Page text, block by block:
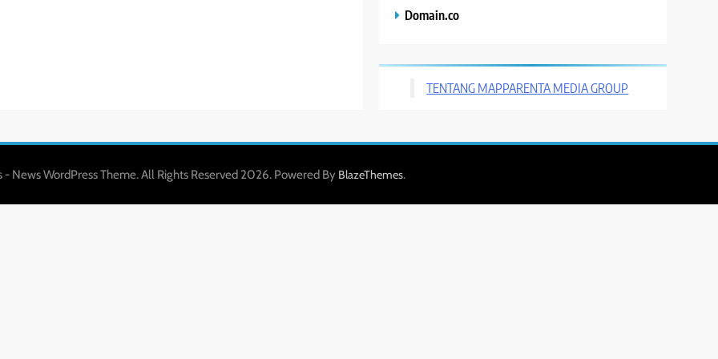
Domain.co
TENTANG MAPPARENTA MEDIA GROUP
- News WordPress Theme. All Rights Reserved 2026. Powered By BlazeThemes.